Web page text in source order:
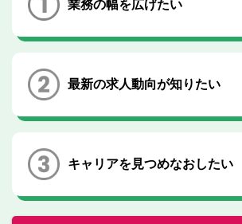
非公開求人とは？
転職お役立
業務の幅を広げたい
最新の求人動向が知りたい
キャリアを見つめなおしたい